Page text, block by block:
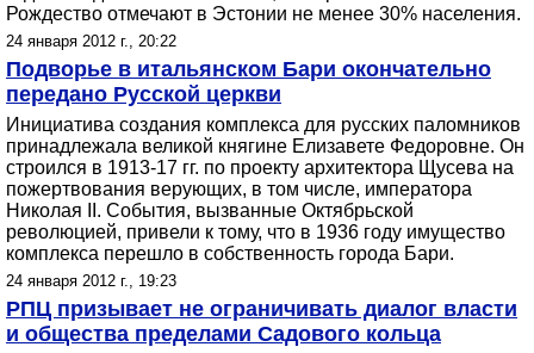
Рождество отмечают в Эстонии не менее 30% населения.
24 января 2012 г., 20:22
Подворье в итальянском Бари окончательно
передано Русской церкви
Инициатива создания комплекса для русских паломников
принадлежала великой княгине Елизавете Федоровне. Он
строился в 1913-17 гг. по проекту архитектора Щусева на
пожертвования верующих, в том числе, императора
Николая II. События, вызванные Октябрьской
революцией, привели к тому, что в 1936 году имущество
комплекса перешло в собственность города Бари.
24 января 2012 г., 19:23
РПЦ призывает не ограничивать диалог власти
и общества пределами Садового кольца